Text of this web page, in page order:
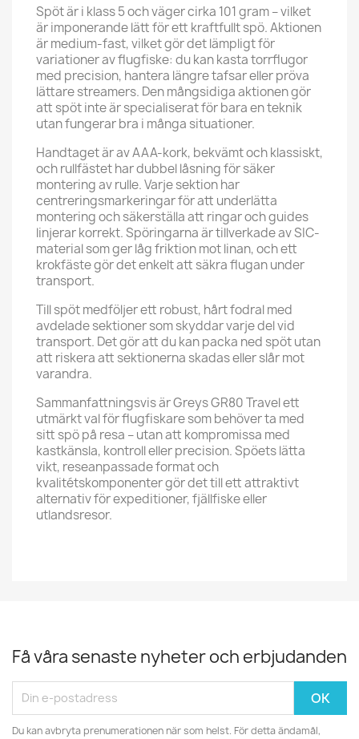
Spöt är i klass 5 och väger cirka 101 gram – vilket
är imponerande lätt för ett kraftfullt spö. Aktionen
är medium-fast, vilket gör det lämpligt för
variationer av flugfiske: du kan kasta torrflugor
med precision, hantera längre tafsar eller pröva
lättare streamers. Den mångsidiga aktionen gör
att spöt inte är specialiserat för bara en teknik
utan fungerar bra i många situationer.
Handtaget är av AAA-kork, bekvämt och klassiskt,
och rullfästet har dubbel låsning för säker
montering av rulle. Varje sektion har
centreringsmarkeringar för att underlätta
montering och säkerställa att ringar och guides
linjerar korrekt. Spöringarna är tillverkade av SIC-
material som ger låg friktion mot linan, och ett
krokfäste gör det enkelt att säkra flugan under
transport.
Till spöt medföljer ett robust, hårt fodral med
avdelade sektioner som skyddar varje del vid
transport. Det gör att du kan packa ned spöt utan
att riskera att sektionerna skadas eller slår mot
varandra.
Sammanfattningsvis är Greys GR80 Travel ett
utmärkt val för flugfiskare som behöver ta med
sitt spö på resa – utan att kompromissa med
kastkänsla, kontroll eller precision. Spöets lätta
vikt, reseanpassade format och
kvalitétskomponenter gör det till ett attraktivt
alternativ för expeditioner, fjällfiske eller
utlandsresor.
Få våra senaste nyheter och erbjudanden
Du kan avbryta prenumerationen när som helst. För detta ändamål,